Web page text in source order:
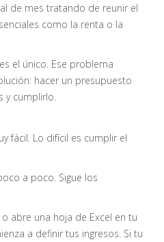
de mes tratando de reunir el
como la renta o la
el único. Ese problema
hacer un presupuesto
y cumplirlo.
fácil. Lo difícil es cumplir el
a poco. Sigue los
abre una hoja de Excel en tu
a definir tus ingresos. Si tu